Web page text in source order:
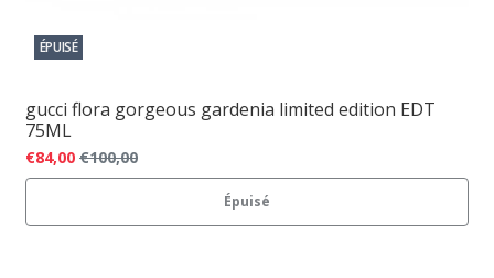
ÉPUISÉ
gucci flora gorgeous gardenia limited edition EDT
75ML
€84,00 €100,00
Épuisé